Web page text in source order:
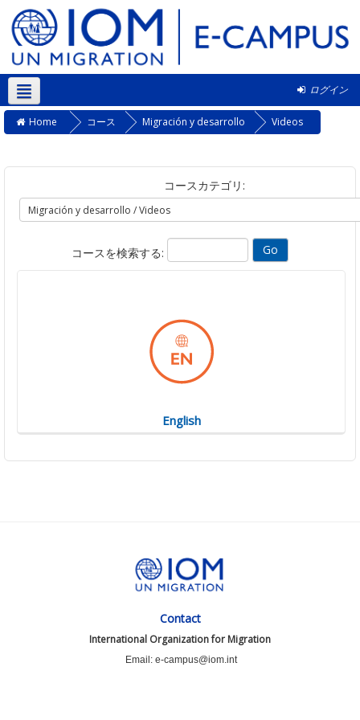
ログイン
日本語 ‎(ja)‎
Home コース Migración y desarrollo Videos
コースカテゴリ:
コースを検索する:
English
Contact
International Organization for Migration
Email: e-campus@iom.int